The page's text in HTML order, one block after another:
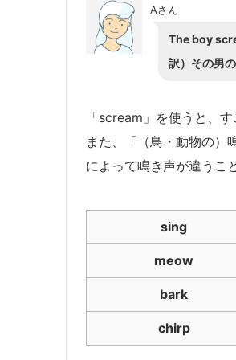
Aさん
The boy
訳）その男
「scream」を使うと、
また、「（鳥・動物の）
によって鳴き声が違うこ
sing
meow
bark
chirp